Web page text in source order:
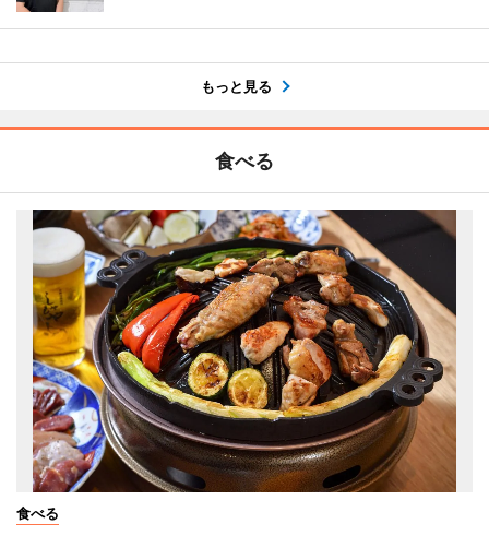
もっと見る
食べる
食べる